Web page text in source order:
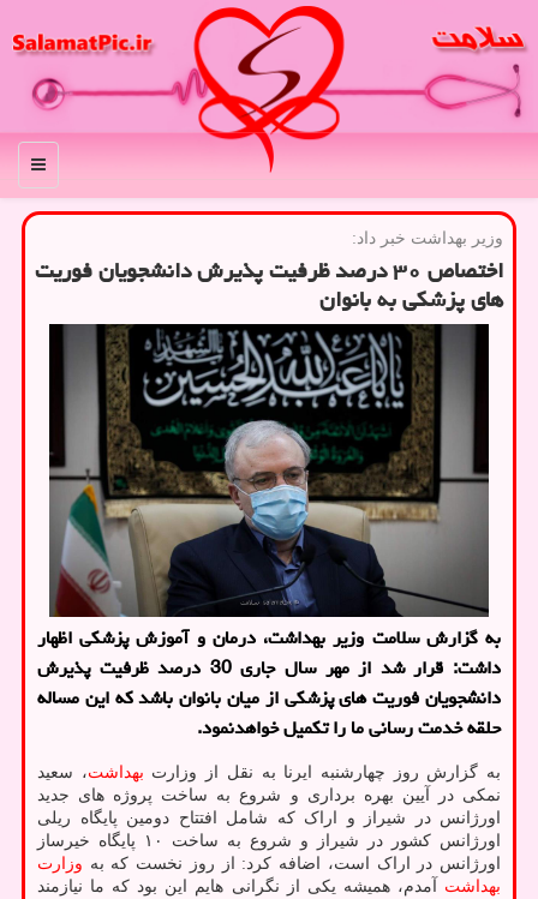
منو
وزیر بهداشت خبر داد:
اختصاص ۳۰ درصد ظرفیت پذیرش دانشجویان فوریت
های پزشكی به بانوان
به گزارش سلامت وزیر بهداشت، درمان و آموزش پزشكی اظهار
داشت: قرار شد از مهر سال جاری 30 درصد ظرفیت پذیرش
دانشجویان فوریت های پزشكی از میان بانوان باشد كه این مساله
حلقه خدمت رسانی ما را تكمیل خواهدنمود.
به گزارش روز چهارشنبه ایرنا به نقل از وزارت بهداشت، سعید
نمکی در آیین بهره برداری و شروع به ساخت پروژه های جدید
اورژانس در شیراز و اراک که شامل افتتاح دومین پایگاه ریلی
اورژانس کشور در شیراز و شروع به ساخت ۱۰ پایگاه خیرساز
اورژانس در اراک است، اضافه کرد: از روز نخست که به وزارت
بهداشت آمدم، همیشه یکی از نگرانی هایم این بود که ما نیازمند